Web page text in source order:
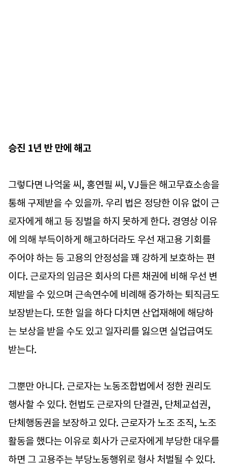
승진 1년 반 만에 해고
그렇다면 나억울 씨, 홍연필 씨, VJ들은 해고무효소송을
통해 구제받을 수 있을까. 우리 법은 정당한 이유 없이 근
로자에게 해고 등 징벌을 하지 못하게 한다. 경영상 이유
에 의해 부득이하게 해고하더라도 우선 재고용 기회를
주어야 하는 등 고용의 안정성을 꽤 강하게 보호하는 편
이다. 근로자의 임금은 회사의 다른 채권에 비해 우선 변
제받을 수 있으며 근속연수에 비례해 증가하는 퇴직금도
보장받는다. 또한 일을 하다 다치면 산업재해에 해당하
는 보상을 받을 수도 있고 일자리를 잃으면 실업급여도
받는다.
그뿐만 아니다. 근로자는 노동조합법에서 정한 권리도
행사할 수 있다. 헌법도 근로자의 단결권, 단체교섭권,
단체행동권을 보장하고 있다. 근로자가 노조 조직, 노조
활동을 했다는 이유로 회사가 근로자에게 부당한 대우를
하면 그 고용주는 부당노동행위로 형사 처벌될 수 있다.